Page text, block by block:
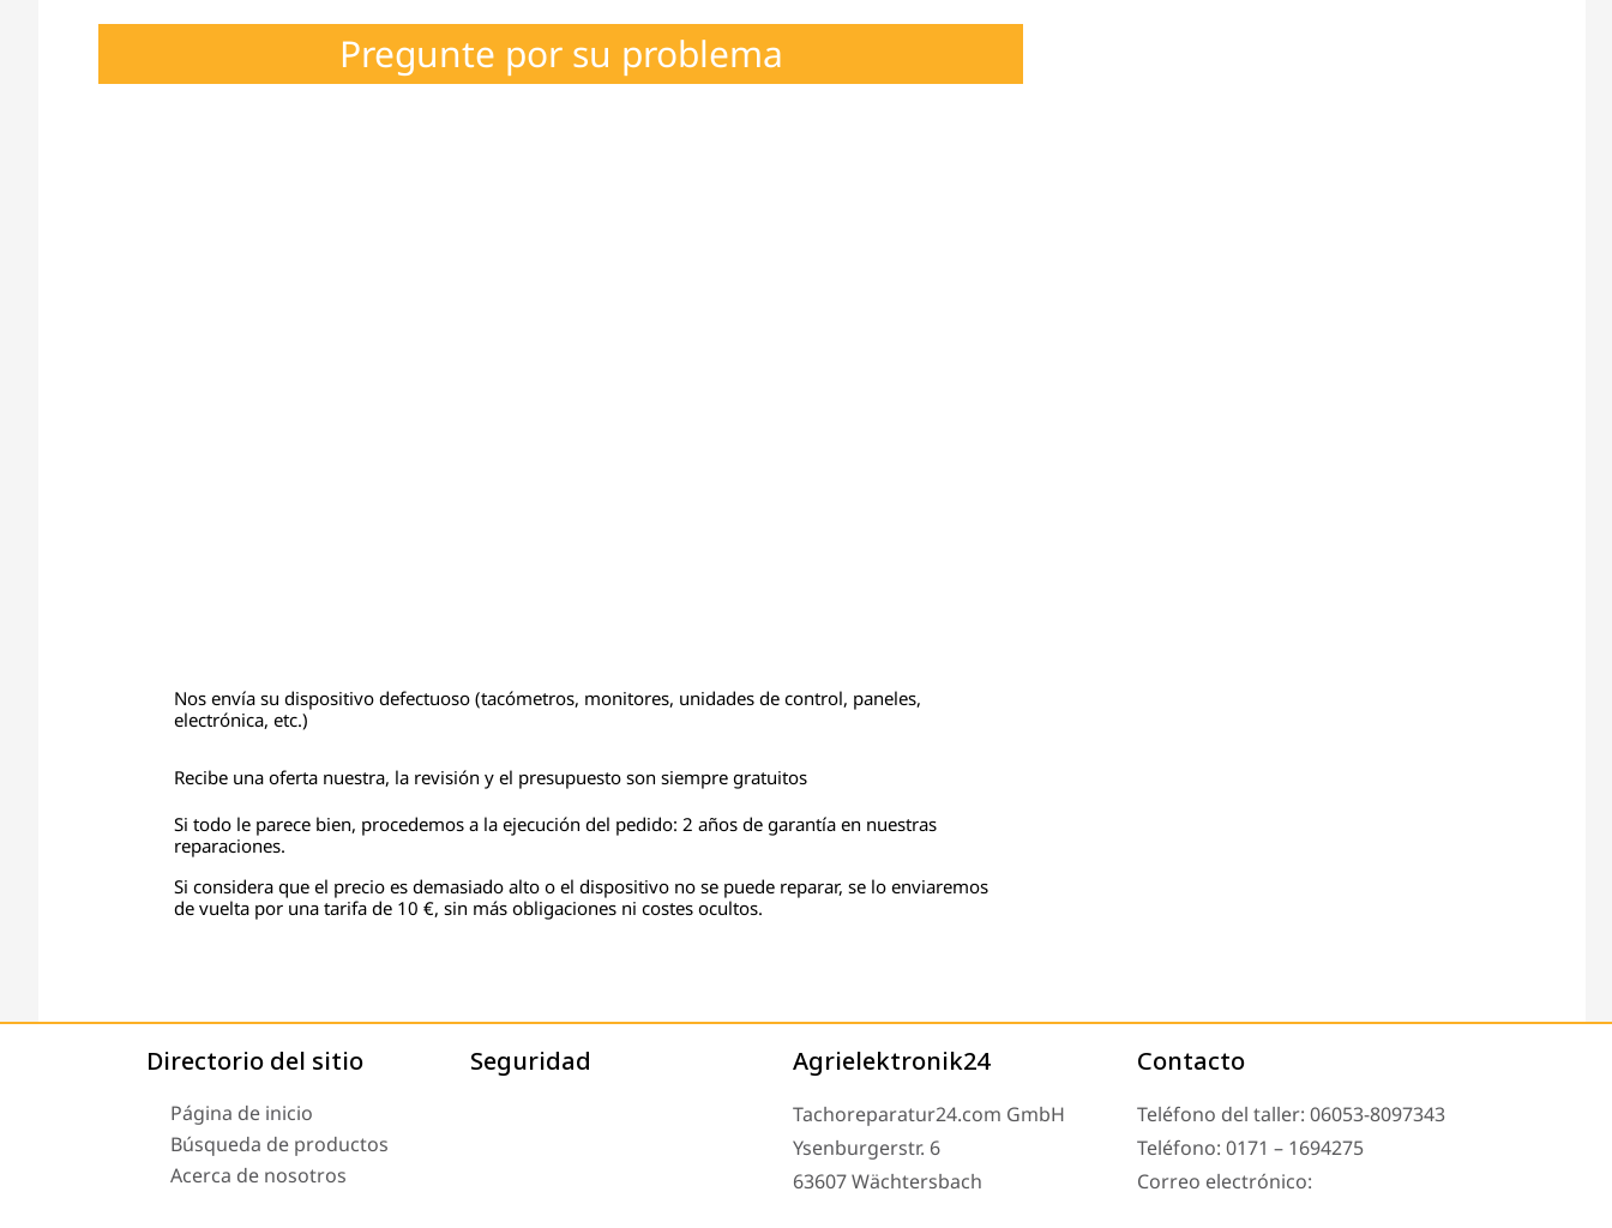
Pregunte por su problema
Nos envía su dispositivo defectuoso (tacómetros, monitores, unidades de control, paneles,
electrónica, etc.)
Recibe una oferta nuestra, la revisión y el presupuesto son siempre gratuitos
Si todo le parece bien, procedemos a la ejecución del pedido: 2 años de garantía en nuestras
reparaciones.
Si considera que el precio es demasiado alto o el dispositivo no se puede reparar, se lo enviaremos
de vuelta por una tarifa de 10 €, sin más obligaciones ni costes ocultos.
Directorio del sitio
Página de inicio
Búsqueda de productos
Acerca de nosotros
Seguridad Agrielektronik24
Tachoreparatur24.com GmbH
Ysenburgerstr. 6
63607 Wächtersbach
Contacto
Teléfono del taller: 06053-8097343
Teléfono: 0171 – 1694275
Correo electrónico: